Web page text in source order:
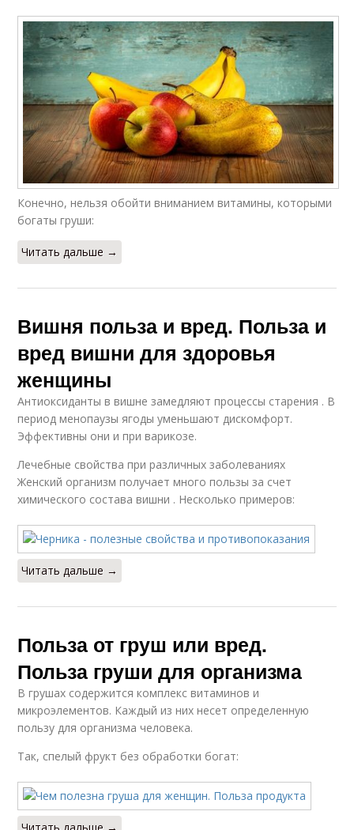
Конечно, нельзя обойти вниманием витамины, которыми
богаты груши:
Читать дальше →
Вишня польза и вред. Польза и
вред вишни для здоровья
женщины
Антиоксиданты в вишне замедляют процессы старения . В
период менопаузы ягоды уменьшают дискомфорт.
Эффективны они и при варикозе.
Лечебные свойства при различных заболеваниях
Женский организм получает много пользы за счет
химического состава вишни . Несколько примеров:
Читать дальше →
Польза от груш или вред.
Польза груши для организма
В грушах содержится комплекс витаминов и
микроэлементов. Каждый из них несет определенную
пользу для организма человека.
Так, спелый фрукт без обработки богат: